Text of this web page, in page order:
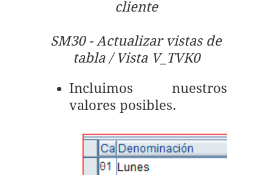
cliente
SM30 - Actualizar vistas de
tabla / Vista V_TVK0
Incluimos nuestros
valores posibles.